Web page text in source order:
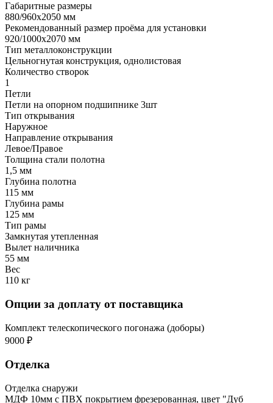
Габаритные размеры
880/960х2050 мм
Рекомендованный размер проёма для установки
920/1000х2070 мм
Тип металлоконструкции
Цельногнутая конструкция, однолистовая
Количество створок
1
Петли
Петли на опорном подшипнике 3шт
Тип открывания
Наружное
Направление открывания
Левое/Правое
Толщина стали полотна
1,5 мм
Глубина полотна
115 мм
Глубина рамы
125 мм
Тип рамы
Замкнутая утепленная
Вылет наличника
55 мм
Вес
110 кг
Опции за доплату от поставщика
Комплект телескопического погонажа (доборы)
9000 ₽
Отделка
Отделка снаружи
МДФ 10мм с ПВХ покрытием фрезерованная, цвет "Дуб